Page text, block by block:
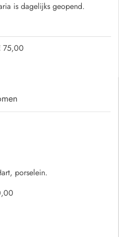
75,00
is dagelijks geopend.
porselein.